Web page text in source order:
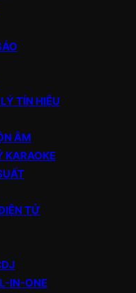
TÍN HIỆU
ÂM
KARAOKE
TỬ
IN-ONE